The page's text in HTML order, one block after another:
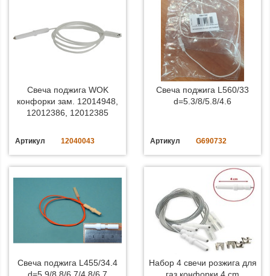
Свеча поджига WOK
конфорки зам. 12014948,
12012386, 12012385
Артикул 12040043
Свеча поджига L560/33
d=5.3/8/5.8/4.6
Артикул G690732
Свеча поджига L455/34.4
Набор 4 свечи розжига для